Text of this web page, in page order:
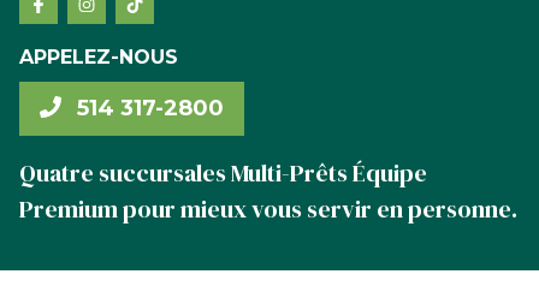
APPELEZ-NOUS
514 317-2800
Quatre succursales Multi-Prêts Équipe
Premium pour mieux vous servir en personne.